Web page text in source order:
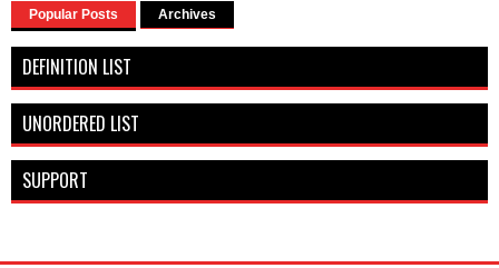
Popular Posts Archives
DEFINITION LIST
UNORDERED LIST
SUPPORT